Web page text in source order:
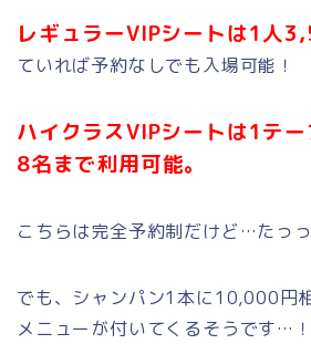
レギュラーVIPシートは1人
ていれば予約なしでも入場可能！
ハイクラスVIPシートは1テ
8名まで利用可能。
こちらは完全予約制だけど…たっ
でも、シャンパン1本に10,000円
メニューが付いてくるそうです…！